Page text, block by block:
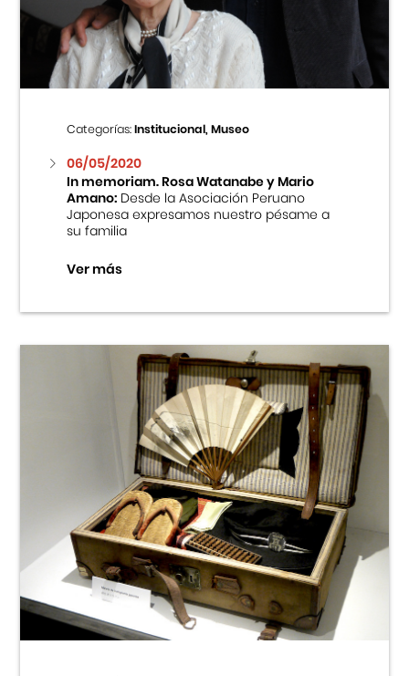
Centro Cultural Peruano Japonés
Cursos
Museo de la Inmigración Japonesa
Fondo Editorial
Teatro Peruano Japonés
Categorías:Institucional, Museo
06/05/2020
In memoriam. Rosa Watanabe y Mario
Amano:Desde la Asociación Peruano
Japonesa expresamos nuestro pésame a
su familia
Ver más